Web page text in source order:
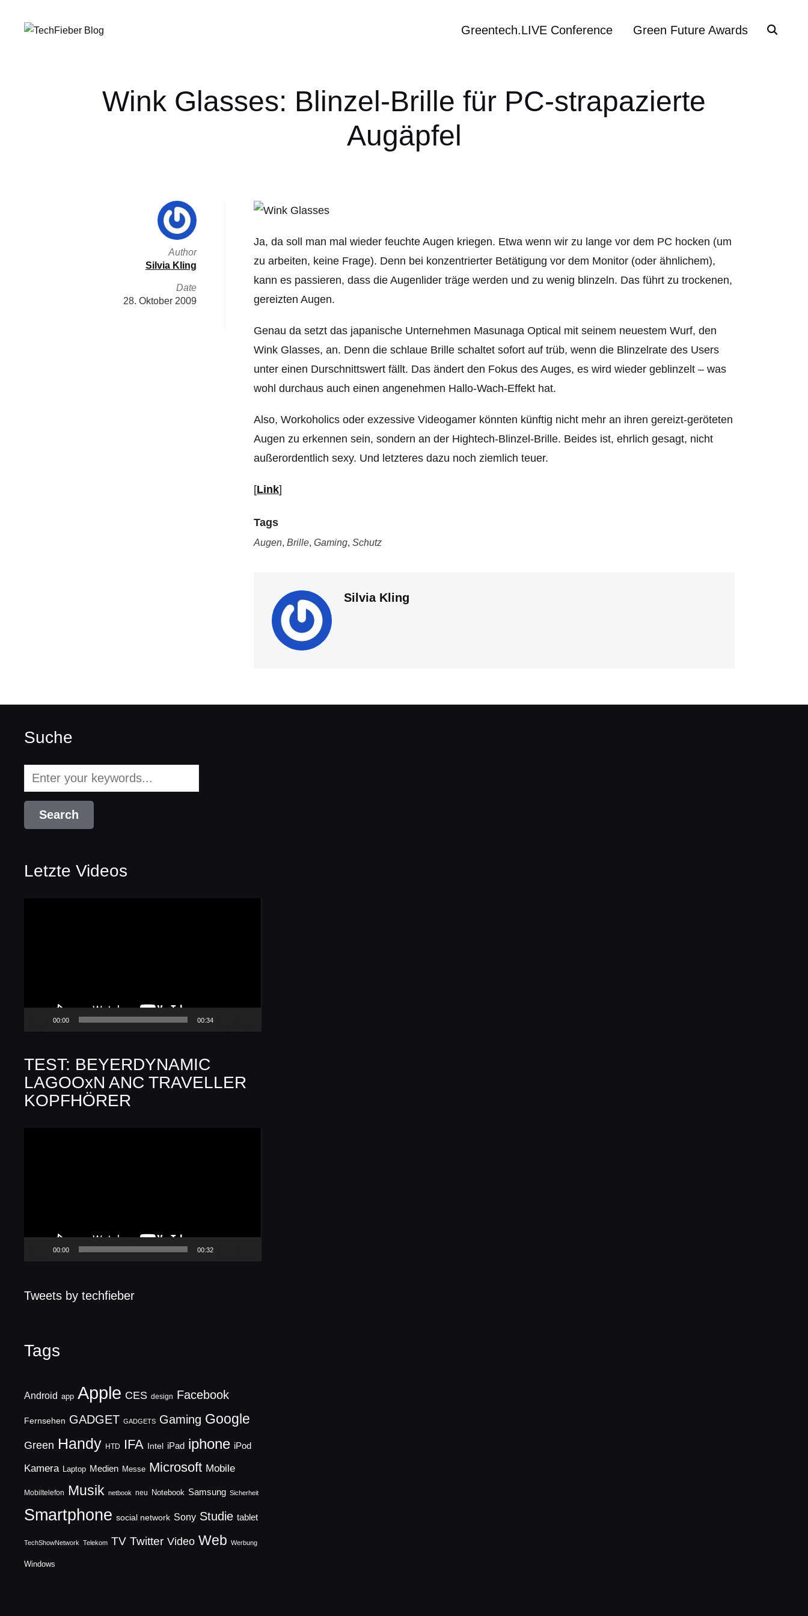
Greentech.LIVE Conference Green Future Awards
Wink Glasses: Blinzel-Brille für PC-strapazierte
Augäpfel
Ja, da soll man mal wieder feuchte Augen kriegen. Etwa wenn wir zu lange vor dem PC hocken (um
zu arbeiten, keine Frage). Denn bei konzentrierter Betätigung vor dem Monitor (oder ähnlichem),
kann es passieren, dass die Augenlider träge werden und zu wenig blinzeln. Das führt zu trockenen,
gereizten Augen.
Genau da setzt das japanische Unternehmen Masunaga Optical mit seinem neuestem Wurf, den
Wink Glasses, an. Denn die schlaue Brille schaltet sofort auf trüb, wenn die Blinzelrate des Users
unter einen Durschnittswert fällt. Das ändert den Fokus des Auges, es wird wieder geblinzelt – was
wohl durchaus auch einen angenehmen Hallo-Wach-Effekt hat.
Also, Workoholics oder exzessive Videogamer könnten künftig nicht mehr an ihren gereizt-geröteten
Augen zu erkennen sein, sondern an der Hightech-Blinzel-Brille. Beides ist, ehrlich gesagt, nicht
außerordentlich sexy. Und letzteres dazu noch ziemlich teuer.
[Link]
Tags
Augen, Brille, Gaming, Schutz
Silvia Kling
Author
Silvia Kling
Date
28. Oktober 2009
Suche
Letzte Videos
00:00 00:34
TEST: BEYERDYNAMIC
LAGOOxN ANC TRAVELLER
KOPFHÖRER
00:00 00:32
Tweets by techfieber
Tags
Android app Apple CES design Facebook
Fernsehen GADGET GADGETS Gaming Google
Green Handy HTD IFA Intel iPad iphone iPod
Kamera Laptop Medien Messe Microsoft Mobile
Mobiltelefon Musik netbook neu Notebook Samsung Sicherheit
Smartphone social network Sony Studie tablet
TechShowNetwork Telekom TV Twitter Video Web Werbung
Windows